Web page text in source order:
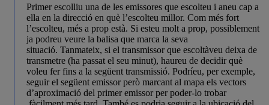
Primer escolliu una de les emissores que escolteu i aneu cap a
ella en la direcció en què l’escolteu millor. Com més fort
l’escolteu, més a prop està. Si esteu molt a prop, possiblement
ja podreu veure la balisa que marca la seva
situació. Tanmateix, si el transmissor que escoltàveu deixa de
transmetre (ha passat el seu minut), haureu de decidir què
voleu fer fins a la següent transmissió. Podríeu, per exemple,
seguir el següent emissor però marcant al mapa els vectors
d’aproximació del primer emissor per poder-lo trobar